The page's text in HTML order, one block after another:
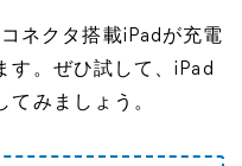
ネクタ搭載iPadが充電
す。ぜひ試して、iPad
みましょう。